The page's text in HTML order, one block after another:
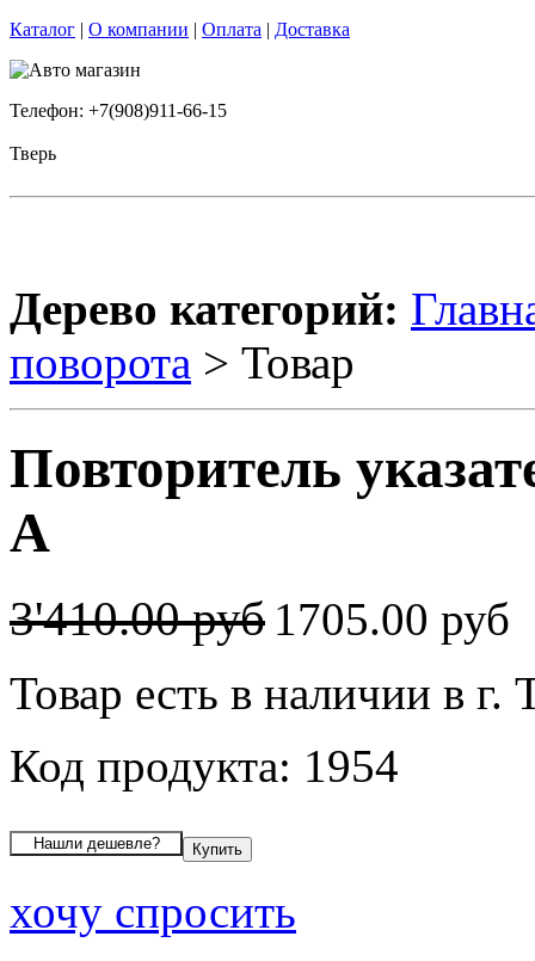
Каталог | О компании | Оплата | Доставка
Телефон: +7(908)911-66-15
Тверь
Дерево категорий:
поворота > Товар
Повторитель
A
3'410.00 руб 1705.00 руб
Товар есть в наличии в г.
Код продукта: 1954
хочу спросить